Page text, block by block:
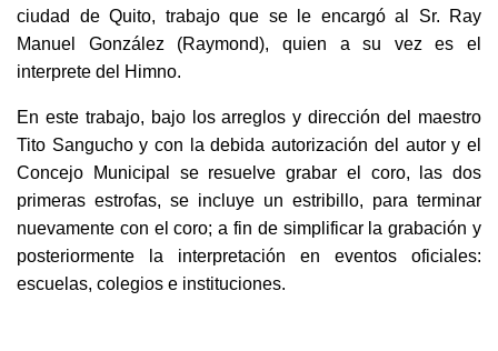
ciudad de Quito, trabajo que se le encargó al Sr. Ray
Manuel González (Raymond), quien a su vez es el
interprete del Himno.
En este trabajo, bajo los arreglos y dirección del maestro
Tito Sangucho y con la debida autorización del autor y el
Concejo Municipal se resuelve grabar el coro, las dos
primeras estrofas, se incluye un estribillo, para terminar
nuevamente con el coro; a fin de simplificar la grabación y
posteriormente la interpretación en eventos oficiales:
escuelas, colegios e instituciones.